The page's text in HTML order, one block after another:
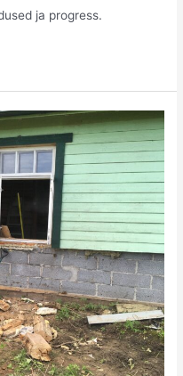
ja progress.